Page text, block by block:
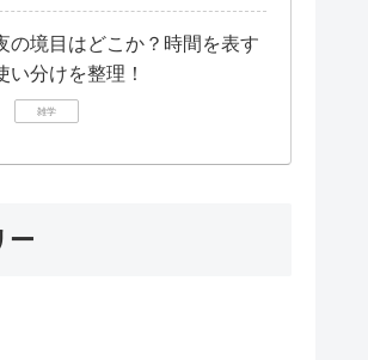
の境目はどこか？時間を表す
い分けを整理！
雑学
ー